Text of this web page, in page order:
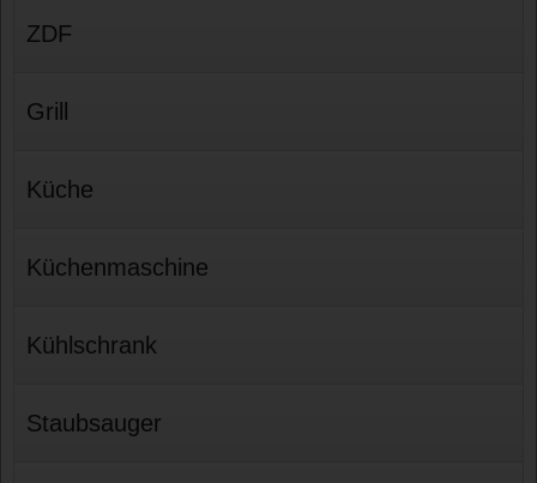
ZDF
Grill
Küche
Küchenmaschine
Kühlschrank
Staubsauger